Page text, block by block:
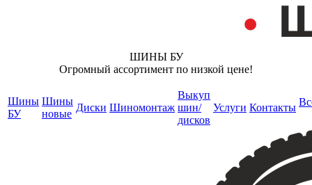
ШИНЫ БУ
Огромный ассортимент по низкой цене!
Шины
БУ
Шины
новые
Диски Шиномонтаж
Выкуп
шин/
дисков
Услуги Контакты